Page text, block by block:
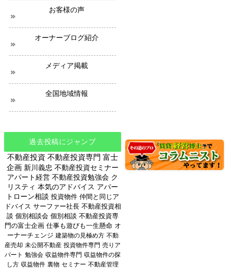
お客様の声
オーナーブログ紹介
メディア掲載
全国地域情報
過去投稿にジャンプ
不動産投資 不動産投資専門 富士
企画 新川義忠 不動産投資セミナー
アパート経営 不動産投資勉強会 ク
リスティ 本気のアドバイス アパー
トローン相談 投資物件 仲間と同じア
ドバイス サーファー社長 不動産投資相
談 個別相談会 個別相談 不動産投資専
門の富士企画 仕事も遊びも一生懸命 オ
ーナーチェンジ 建築物の見極め方 不動
産売却 未公開不動産 投資物件専門 売りア
パート 勉強会 収益物件専門 収益物件の探
し方 収益物件 裏物 セミナー 不動産管理